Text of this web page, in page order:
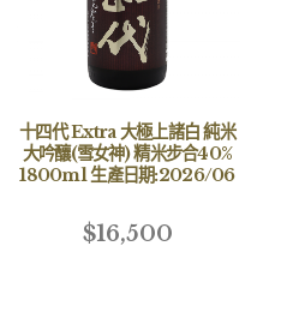
十四代 Extra 大極上諸白 純米
大吟釀(雪女神) 精米步合40%
1800ml 生產日期:2026/06
$16,500